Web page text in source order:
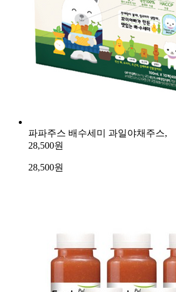
파파주스 배수세미 과일야채주스,
28,500원
28,500원